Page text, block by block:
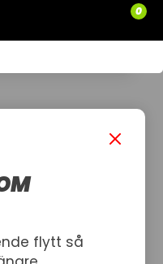
0
SLÄPVAGNAR
flytt så